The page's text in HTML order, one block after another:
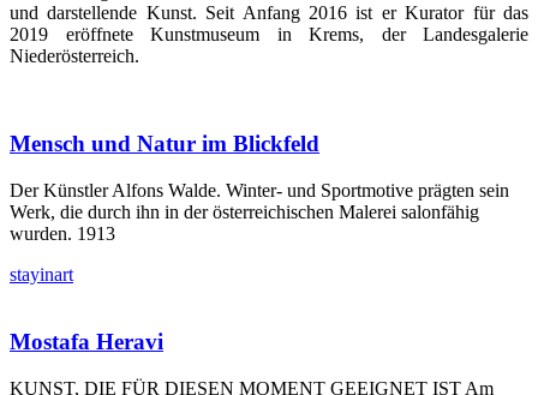
und darstellende Kunst. Seit Anfang 2016 ist er Kurator für das
2019 eröffnete Kunstmuseum in Krems, der Landesgalerie
Niederösterreich.
Mensch und Natur im Blickfeld
Der Künstler Alfons Walde. Winter- und Sportmotive prägten sein
Werk, die durch ihn in der österreichischen Malerei salonfähig
wurden. 1913
stayinart
Mostafa Heravi
KUNST, DIE FÜR DIESEN MOMENT GEEIGNET IST Am